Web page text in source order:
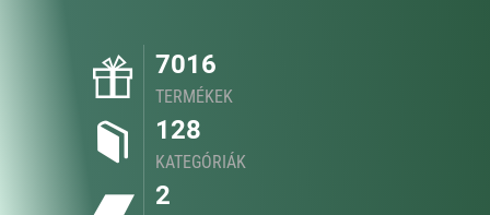
7016
TERMÉKEK
128
KATEGÓRIÁK
2